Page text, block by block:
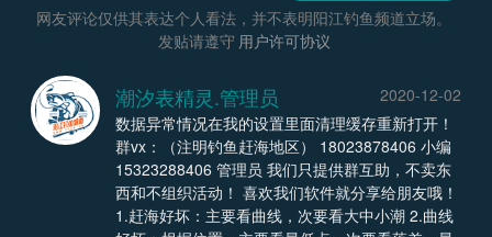
网友评论仅供其表达个人看法，并不表明阳江钓鱼频道立场。
发贴请遵守 用户许可协议
潮汐表精灵.管理员
2020-12-02
数据异常情况在我的设置里面清理缓存重新打开！
群vx：（注明钓鱼赶海地区） 18023878406 小编
15323288406 管理员 我们只提供群互助，不卖东
西和不组织活动！ 喜欢我们软件就分享给朋友哦！
1.赶海好坏：主要看曲线，次要看大中小潮 2.曲线